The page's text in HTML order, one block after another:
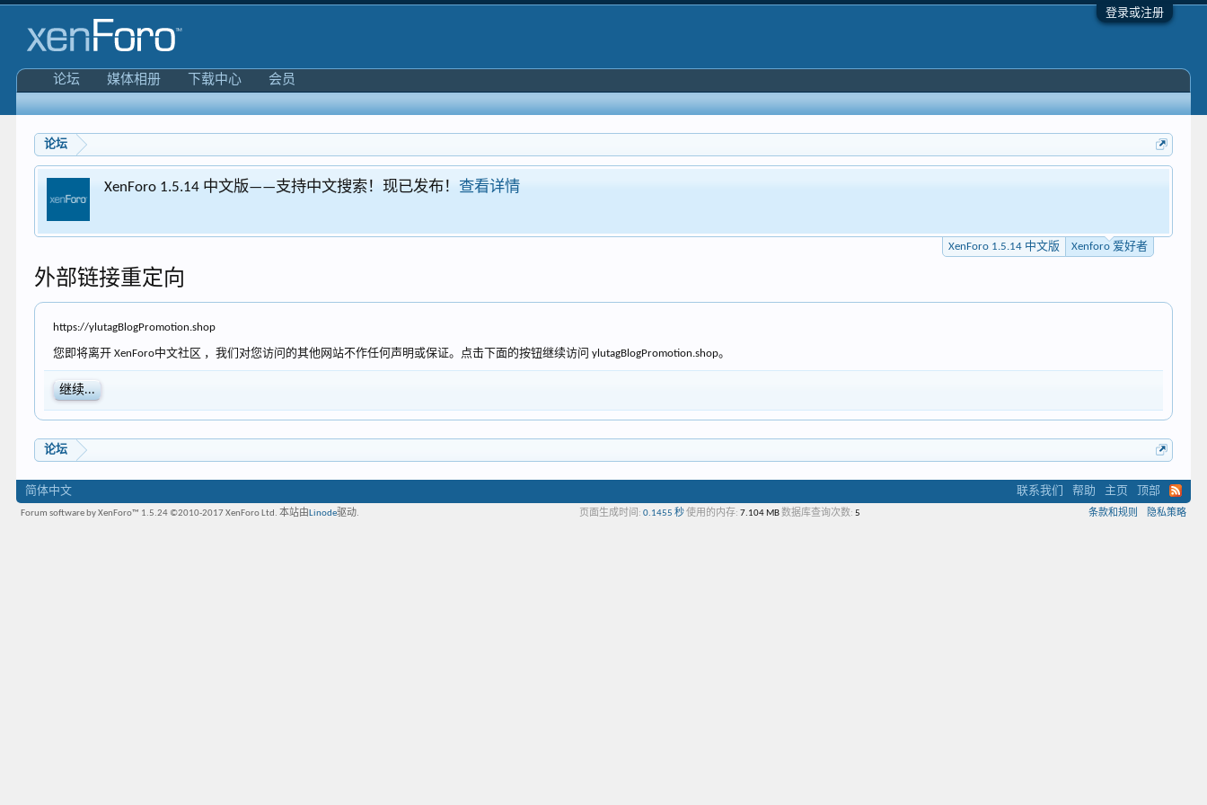
登录或注册
论坛
Xenforo 爱好者讨论群：215909318
XenForo 1.5.14 中文版 Xenforo 爱好者
外部链接重定向
https://ylutagBlogPromotion.shop
您即将离开 XenForo中文社区 ，我们对您访问的其他网站不作任何声明或保证。点击下面的按钮继续访问 ylutagBlogPromotion.shop。
继续...
论坛
论坛 媒体相册 下载中心 会员
简体中文 联系我们 帮助 主页 顶部
条款和规则 隐私策略
Forum software by XenForo™ 1.5.24©2010-2017 XenForo Ltd. 本站由 Linode驱动. 页面生成时间: 0.1455 秒 使用的内存: 7.104 MB 数据库查询次数: 5